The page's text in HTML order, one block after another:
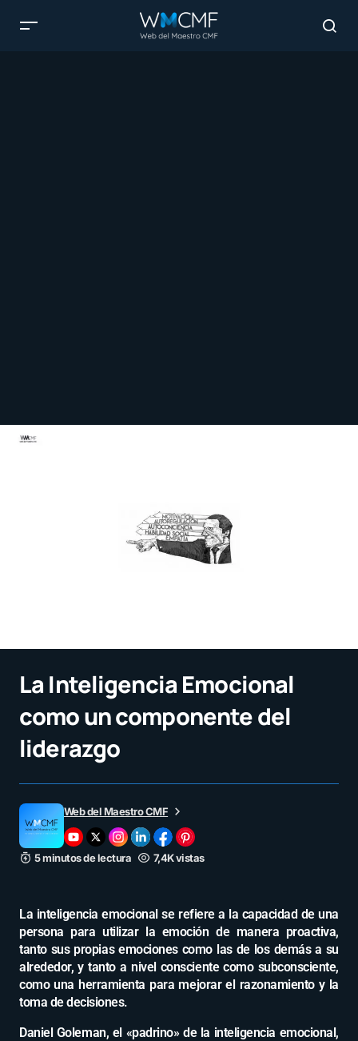
La Inteligencia Emocional
como un componente del
liderazgo
Web del Maestro CMF
5 minutos de lectura 7,4K vistas
La inteligencia emocional se refiere a la capacidad de una
persona para utilizar la emoción de manera proactiva,
tanto sus propias emociones como las de los demás a su
alrededor, y tanto a nivel consciente como subconsciente,
como una herramienta para mejorar el razonamiento y la
toma de decisiones.
Daniel Goleman, el «padrino» de la inteligencia emocional,